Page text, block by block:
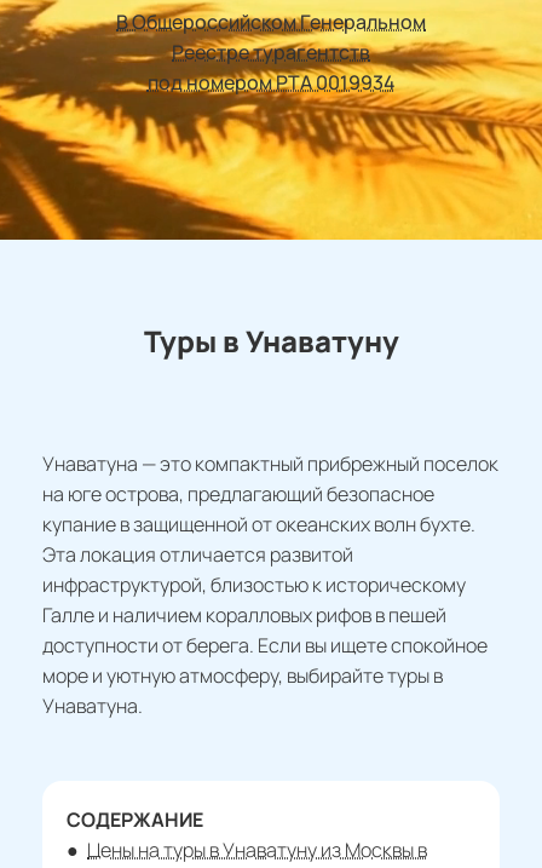
В Общероссийском Генеральном
Реестре турагентств
под номером РТА 0019934
Туры в Унаватуну
Унаватуна — это компактный прибрежный поселок
на юге острова, предлагающий безопасное
купание в защищенной от океанских волн бухте.
Эта локация отличается развитой
инфраструктурой, близостью к историческому
Галле и наличием коралловых рифов в пешей
доступности от берега. Если вы ищете спокойное
море и уютную атмосферу, выбирайте туры в
Унаватуна.
СОДЕРЖАНИЕ
Цены на туры в Унаватуну из Москвы в